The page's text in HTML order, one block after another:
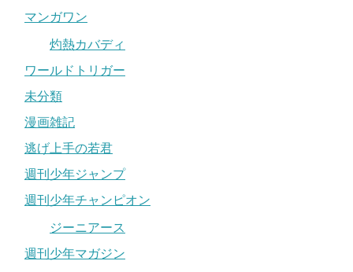
マンガワン
灼熱カバディ
ワールドトリガー
未分類
漫画雑記
逃げ上手の若君
週刊少年ジャンプ
週刊少年チャンピオン
ジーニアース
週刊少年マガジン